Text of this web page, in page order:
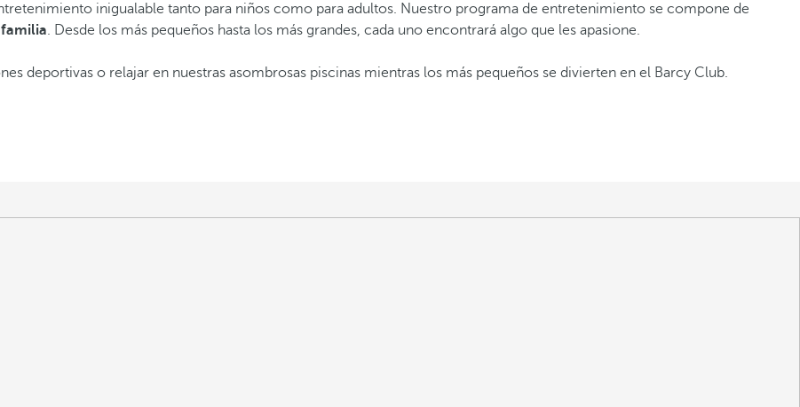
inigualable tanto para niños como para adultos. Nuestro programa de entretenimiento se compone de
. Desde los más pequeños hasta los más grandes, cada uno encontrará algo que les apasione.
deportivas o relajar en nuestras asombrosas piscinas mientras los más pequeños se divierten en el Barcy Club.